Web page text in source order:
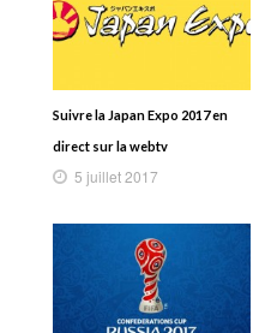
Suivre la Japan Expo 2017 en
direct sur la webtv
5 juillet 2017